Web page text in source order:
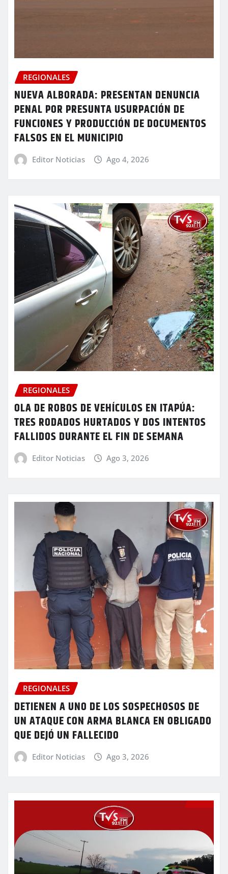
REGIONALES
NUEVA ALBORADA: PRESENTAN DENUNCIA
PENAL POR PRESUNTA USURPACIÓN DE
FUNCIONES Y PRODUCCIÓN DE DOCUMENTOS
FALSOS EN EL MUNICIPIO
Editor Noticias Ago 4, 2026
REGIONALES
OLA DE ROBOS DE VEHÍCULOS EN ITAPÚA:
TRES RODADOS HURTADOS Y DOS INTENTOS
FALLIDOS DURANTE EL FIN DE SEMANA
Editor Noticias Ago 3, 2026
REGIONALES
DETIENEN A UNO DE LOS SOSPECHOSOS DE
UN ATAQUE CON ARMA BLANCA EN OBLIGADO
QUE DEJÓ UN FALLECIDO
Editor Noticias Ago 3, 2026